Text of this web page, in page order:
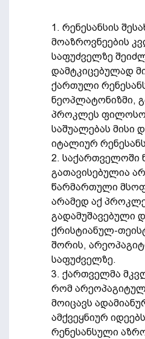
1. რენესანსის
მოაზროვნეების
საფუძველზე
დამტკიცებულად
ქართული
ნეოპლატონიზმი,
პროკლეს
საშუალებას მისი
იტალიურ
2. საქართველოში
გათავისებულია
წარმართული
არამედ აქ
გადამუშავებული
ქრისტიანულ-
შორის,
საფუძველზე.
3. ქართველმა
რომ
მოიცავს
ამქვეყნიურ
რენესანსული